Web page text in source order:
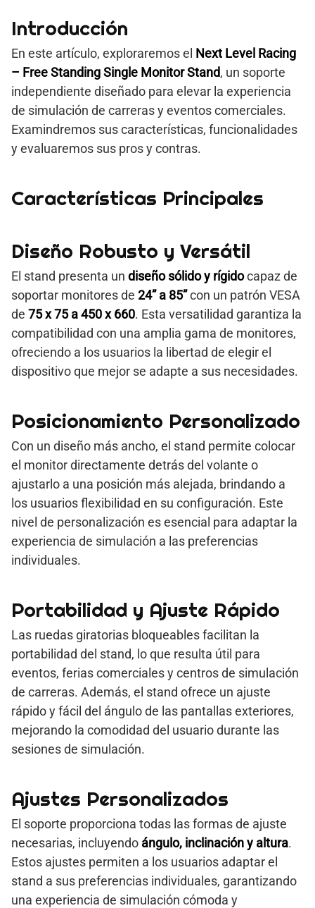
Introducción
En este artículo, exploraremos el Next Level Racing
– Free Standing Single Monitor Stand, un soporte
independiente diseñado para elevar la experiencia
de simulación de carreras y eventos comerciales.
Examindremos sus características, funcionalidades
y evaluaremos sus pros y contras.
Características Principales
Diseño Robusto y Versátil
El stand presenta un diseño sólido y rígidocapaz de
soportar monitores de 24” a 85”con un patrón VESA
de 75 x 75 a 450 x 660. Esta versatilidad garantiza la
compatibilidad con una amplia gama de monitores,
ofreciendo a los usuarios la libertad de elegir el
dispositivo que mejor se adapte a sus necesidades.
Posicionamiento Personalizado
Con un diseño más ancho, el stand permite colocar
el monitor directamente detrás del volante o
ajustarlo a una posición más alejada, brindando a
los usuarios flexibilidad en su configuración. Este
nivel de personalización es esencial para adaptar la
experiencia de simulación a las preferencias
individuales.
Portabilidad y Ajuste Rápido
Las ruedas giratorias bloqueables facilitan la
portabilidad del stand, lo que resulta útil para
eventos, ferias comerciales y centros de simulación
de carreras. Además, el stand ofrece un ajuste
rápido y fácil del ángulo de las pantallas exteriores,
mejorando la comodidad del usuario durante las
sesiones de simulación.
Ajustes Personalizados
El soporte proporciona todas las formas de ajuste
necesarias, incluyendo ángulo, inclinación y altura.
Estos ajustes permiten a los usuarios adaptar el
stand a sus preferencias individuales, garantizando
una experiencia de simulación cómoda y